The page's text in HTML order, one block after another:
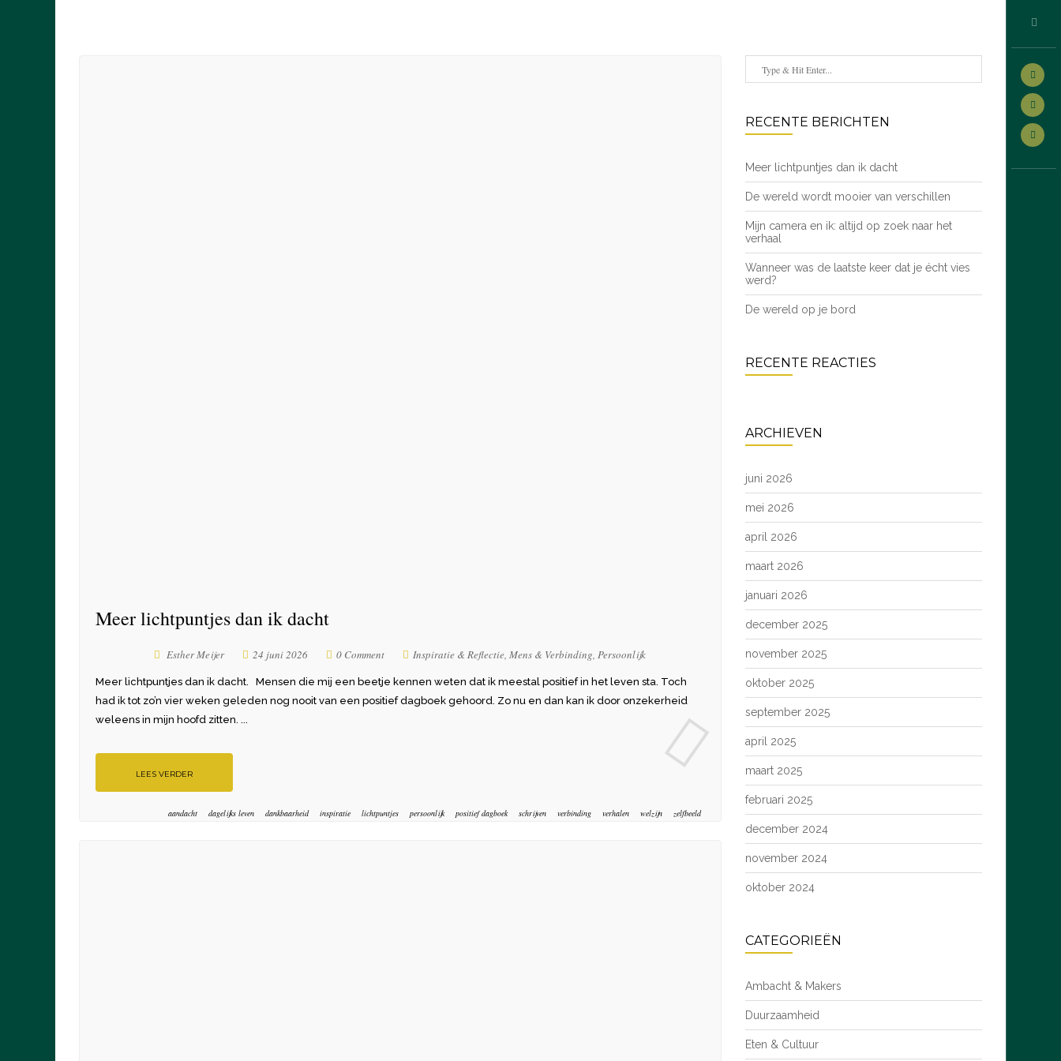
Meer lichtpuntjes dan ik dacht
Esther Meijer 24 juni 2026 0 Comment Inspiratie & Reflectie,Mens & Verbinding,Persoonlijk
Meer lichtpuntjes dan ik dacht. Mensen die mij een beetje kennen weten dat ik meestal positief in het leven sta. Toch
had ik tot zo’n vier weken geleden nog nooit van een positief dagboek gehoord. Zo nu en dan kan ik door onzekerheid
weleens in mijn hoofd zitten. ...
LEES VERDER
aandacht dagelijks leven dankbaarheid inspiratie lichtpuntjes persoonlijk positief dagboek schrijven verbinding verhalen welzijn zelfbeeld
RECENTE BERICHTEN
Meer lichtpuntjes dan ik dacht
De wereld wordt mooier van verschillen
Mijn camera en ik: altijd op zoek naar het
verhaal
Wanneer was de laatste keer dat je écht vies
werd?
De wereld op je bord
RECENTE REACTIES
ARCHIEVEN
juni 2026
mei 2026
april 2026
maart 2026
januari 2026
december 2025
november 2025
oktober 2025
september 2025
april 2025
maart 2025
februari 2025
december 2024
november 2024
oktober 2024
CATEGORIEËN
Ambacht & Makers
Duurzaamheid
Eten & Cultuur